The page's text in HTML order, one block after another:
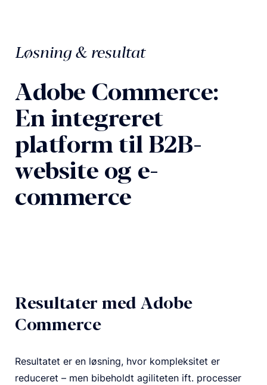
Løsning & resultat
Adobe Commerce:
En integreret
platform til B2B-
website og e-
commerce
Resultater med Adobe
Commerce
Resultatet er en løsning, hvor kompleksitet er
reduceret – men bibeholdt agiliteten ift. processer